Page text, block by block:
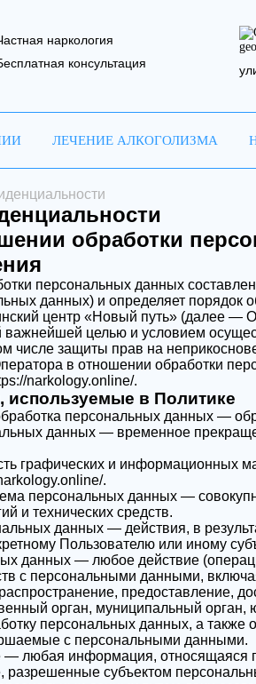
наркология
консультация
ЛЕЧЕНИЕ АЛКОГОЛИЗМА
обработки
персональных данных
данных) и определяет порядок
центр «Новый путь» (далее —
важнейшей целью и условием
числе защиты прав на
в отношении обработки
narkology.online/.
используемые в Политике
персональных данных —
данных — временное
графических и информационных
.
персональных данных —
и технических средств.
данных — действия, в
Пользователю или иному
данных — любое действие
с персональными данными,
предоставление,
орган, муниципальный
персональных данных, а
с персональными данными.
любая информация, относящаяся
субъектом
на
на приём
политикой
Наш врач
резюме
Нажимая
политикой